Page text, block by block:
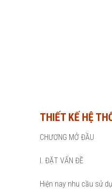
THIẾT KẾ HỆ
CHƯƠNG MỞ ĐẦU
I. ĐẶT VẤN ĐỀ
Hiện nay nhu cầu sử